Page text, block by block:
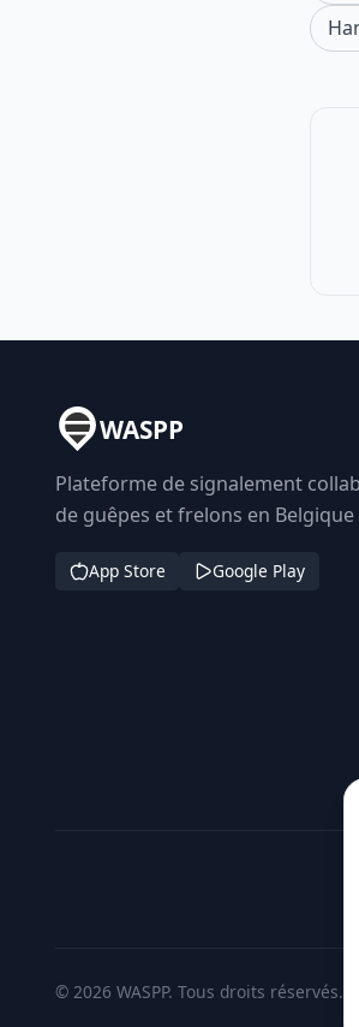
WASPP
Plateforme de signalement
de guêpes et frelons en Belgique
App Store Google Play
© 2026 WASPP. Tous droits réservés.